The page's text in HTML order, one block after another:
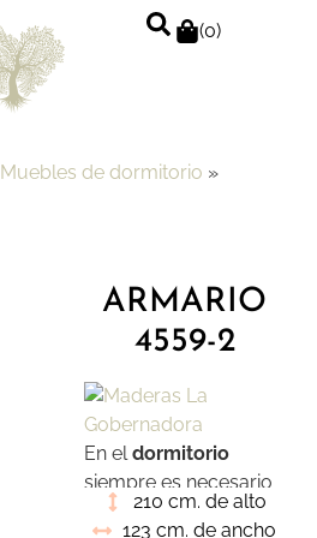
(0)
Muebles de dormitorio »
ARMARIO
4559-2
En eldormitorio
siempre es necesario
un lugar en el que
210 cm. de alto
123 cm. de ancho